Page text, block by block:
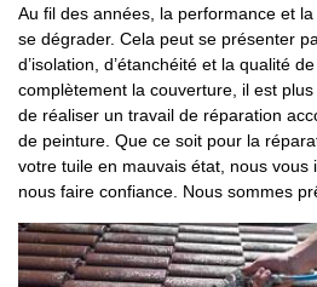
Au fil des années, la performance et
se dégrader. Cela peut se présenter
d’isolation, d’étanchéité et la qualité
complètement la couverture, il est
de réaliser un travail de réparation
de peinture. Que ce soit pour la
votre tuile en mauvais état, nous vous
nous faire confiance. Nous sommes